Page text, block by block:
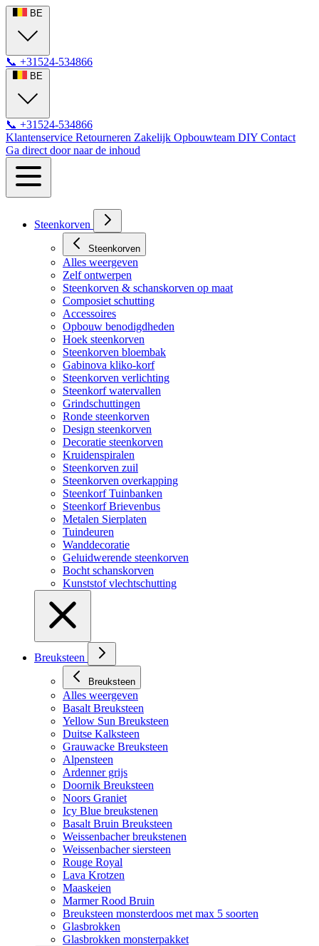
BE
📞 +31524-534866
BE
📞 +31524-534866
Klantenservice Retourneren Zakelijk Opbouwteam DIY Contact
Ga direct door naar de inhoud
Steenkorven
Steenkorven
Alles weergeven
Zelf ontwerpen
Steenkorven & schanskorven op maat
Composiet schutting
Accessoires
Opbouw benodigdheden
Hoek steenkorven
Steenkorven bloembak
Gabinova kliko-korf
Steenkorven verlichting
Steenkorf watervallen
Grindschuttingen
Ronde steenkorven
Design steenkorven
Decoratie steenkorven
Kruidenspiralen
Steenkorven zuil
Steenkorven overkapping
Steenkorf Tuinbanken
Steenkorf Brievenbus
Metalen Sierplaten
Tuindeuren
Wanddecoratie
Geluidwerende steenkorven
Bocht schanskorven
Kunststof vlechtschutting
Breuksteen
Breuksteen
Alles weergeven
Basalt Breuksteen
Yellow Sun Breuksteen
Duitse Kalksteen
Grauwacke Breuksteen
Alpensteen
Ardenner grijs
Doornik Breuksteen
Noors Graniet
Icy Blue breukstenen
Basalt Bruin Breuksteen
Weissenbacher breukstenen
Weissenbacher siersteen
Rouge Royal
Lava Krotzen
Maaskeien
Marmer Rood Bruin
Breuksteen monsterdoos met max 5 soorten
Glasbrokken
Glasbrokken monsterpakket